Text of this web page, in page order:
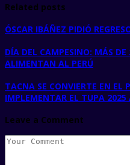
Related posts
ÓSCAR IBÁÑEZ PIDIÓ
DÍA DEL CAMPESINO: MÁS
ALIMENTAN AL PERÚ
TACNA SE CONVIERTE EN EL
IMPLEMENTAR EL TUPA 2025
Leave a Comment